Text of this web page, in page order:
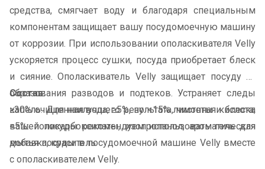
средства, смягчает воду и благодаря специальным
компонентам защищает вашу посудомоечную машину
от коррозии. При использовании ополаскивателя Velly
ускоряется процесс сушки, посуда приобретает блеск
и сияние. Ополаскиватель Velly защищает посуду от
образования разводов и подтеков. Устраняет следы
капель. Для наилучшего результата, чистоты и блеска
вашей посуды рекомендуем использовать гель для
мытья посуды в посудомоечной машине Velly вместе
с ополаскивателем Velly.
Состав:
≥30% очищенная вода; ≥5%, но <15% лимонная кислота;
<5%: поликарбоксилаты, изопропанол, ароматическая
добавка, краситель